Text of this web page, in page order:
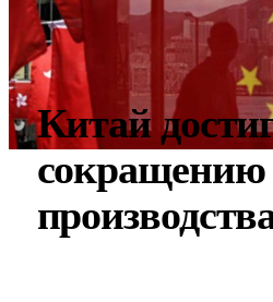
Китай
сокращению